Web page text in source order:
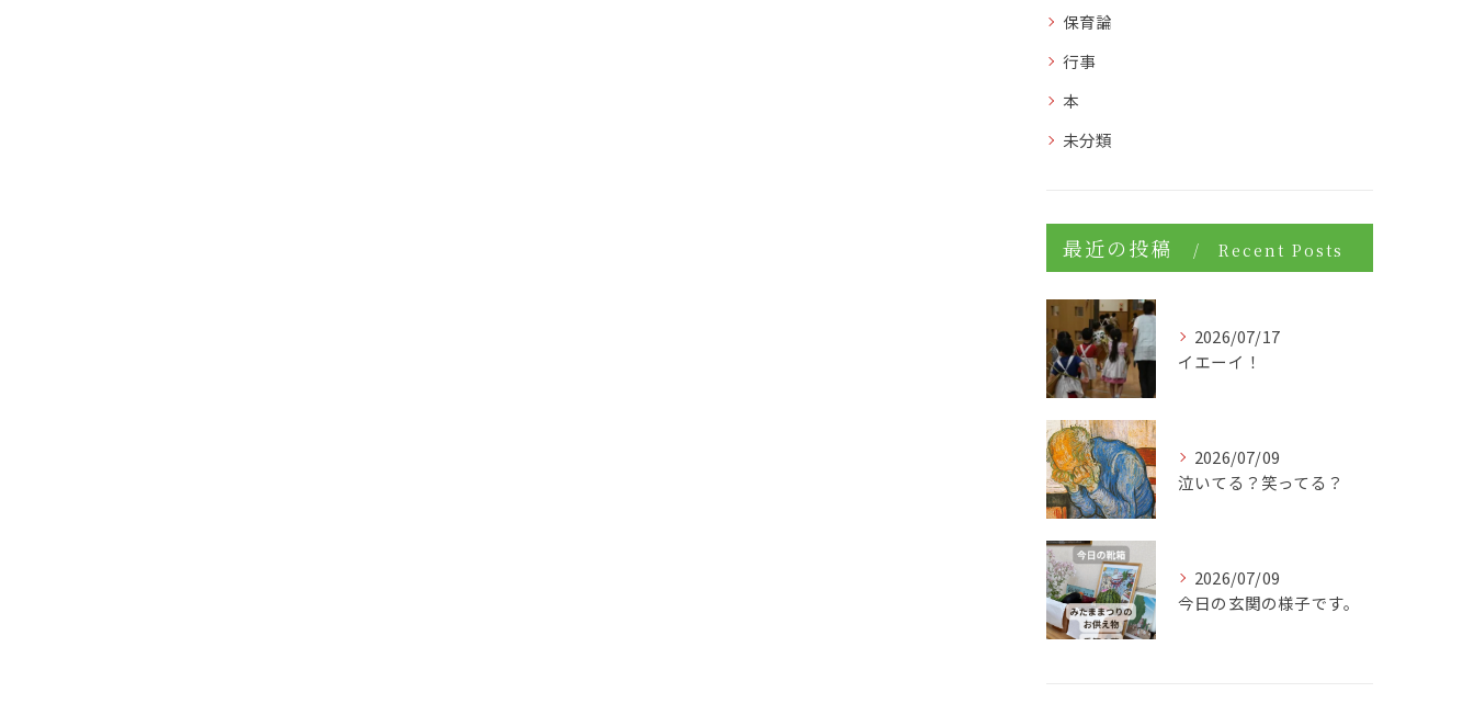
保育論
行事
本
未分類
最近の投稿 Recent Posts
2026/07/17
イエーイ！
2026/07/09
泣いてる？笑ってる？
2026/07/09
今日の玄関の様子です。